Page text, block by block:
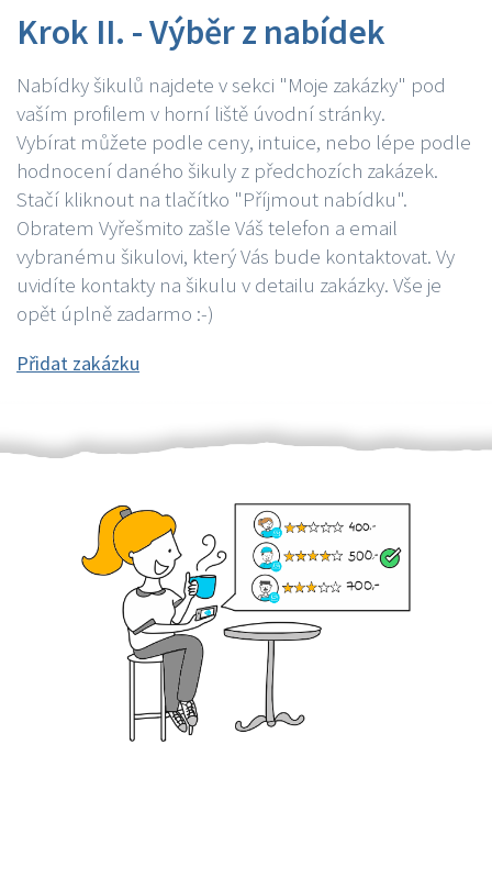
Krok II. - Výběr z nabídek
Nabídky šikulů najdete v sekci "Moje zakázky" pod
vaším profilem v horní liště úvodní stránky.
Vybírat můžete podle ceny, intuice, nebo lépe podle
hodnocení daného šikuly z předchozích zakázek.
Stačí kliknout na tlačítko "Příjmout nabídku".
Obratem Vyřešmito zašle Váš telefon a email
vybranému šikulovi, který Vás bude kontaktovat. Vy
uvidíte kontakty na šikulu v detailu zakázky. Vše je
opět úplně zadarmo :-)
Přidat zakázku